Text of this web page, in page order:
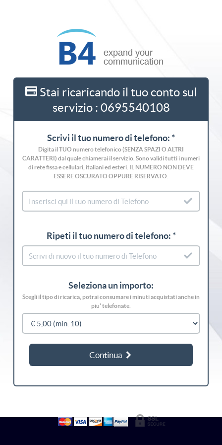
Stai ricaricando il tuo conto sul
servizio : 0695540108
Scrivi il tuo numero di telefono: *
Digita il TUO numero telefonico (SENZA SPAZI O ALTRI
CARATTERI) dal quale chiamerai il servizio. Sono validi tutti i numeri
di rete fissa e cellulari, italiani ed esteri. IL NUMERO NON DEVE
ESSERE OSCURATO OPPURE RISERVATO.
Ripeti il tuo numero di telefono: *
Seleziona un importo:
Scegli il tipo di ricarica, potrai consumare i minuti acquistati anche in
piu' telefonate.
Continua